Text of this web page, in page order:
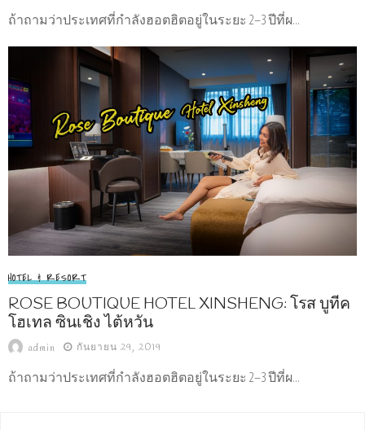
ถ้าถามว่าประเทศที่กำลังฮอตฮิตอยู่ในระยะ 2–3 ปีที่ผ...
HOTEL & RESORT
ROSE BOUTIQUE HOTEL XINSHENG: โรส บูทีค
โฮเทล ซินเชิง ไต้หวัน
admin กันยายน 29, 2019
ถ้าถามว่าประเทศที่กำลังฮอตฮิตอยู่ในระยะ 2–3 ปีที่ผ...